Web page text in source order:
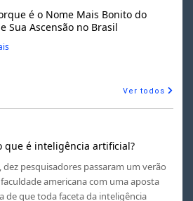
é o Nome Mais Bonito do
Sua Ascensão no Brasil
Ver todos
que é inteligência artificial?
dez pesquisadores passaram um verão
americana com uma aposta
de que toda faceta da inteligência